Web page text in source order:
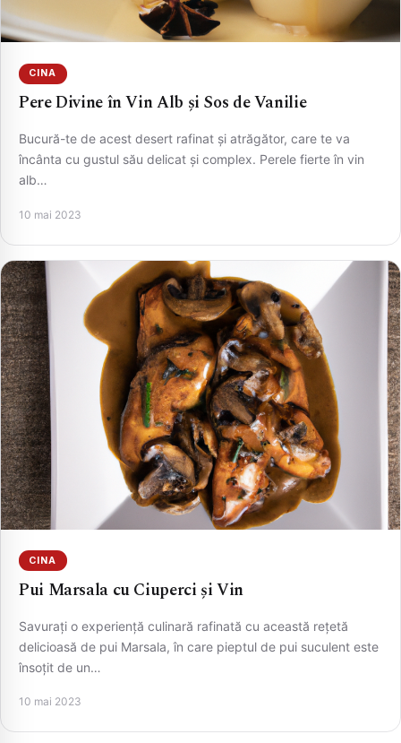
CINA
Pere Divine în Vin Alb și Sos de Vanilie
Bucură-te de acest desert rafinat și atrăgător, care te va
încânta cu gustul său delicat și complex. Perele fierte în vin
alb…
10 mai 2023
CINA
Pui Marsala cu Ciuperci și Vin
Savurați o experiență culinară rafinată cu această rețetă
delicioasă de pui Marsala, în care pieptul de pui suculent este
însoțit de un…
10 mai 2023